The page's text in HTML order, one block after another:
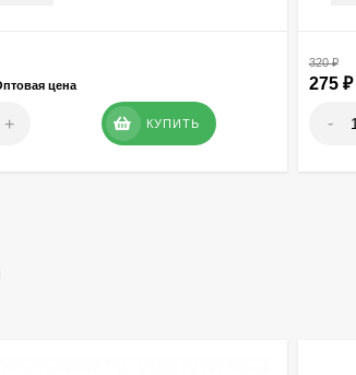
цена
+ КУПИТЬ
320₽
275 ₽
-